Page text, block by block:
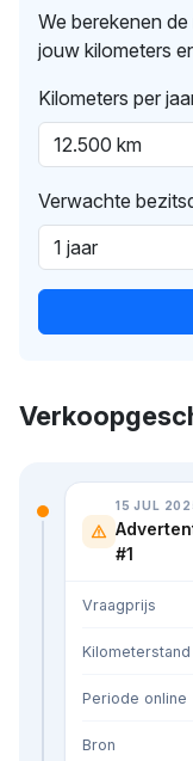
We berekenen
jouw kilometers
Kilometers per
Verwachte
15 JUL
#1
Vraagprijs
Kilometerstand
Periode online
Bron